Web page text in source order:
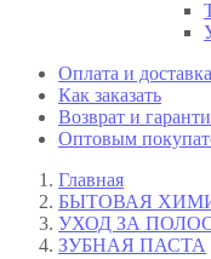
Оплата и доставка
Как заказать
Возврат и
Оптовым
Главная
БЫТОВАЯ
УХОД ЗА
ЗУБНАЯ ПАСТА